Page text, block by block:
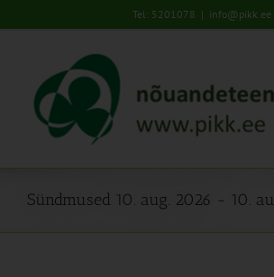
to
Tel: 5201078 | info@pikk.ee
Sündmused 10. aug. 2026 - 10.